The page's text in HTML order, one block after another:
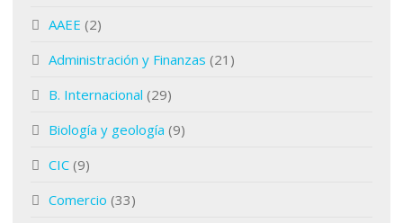
AAEE (2)
Administración y Finanzas (21)
B. Internacional (29)
Biología y geología (9)
CIC (9)
Comercio (33)